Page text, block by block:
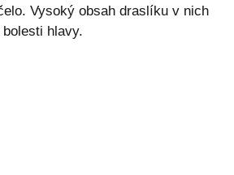
Vysoký obsah draslíku v nich
hlavy.